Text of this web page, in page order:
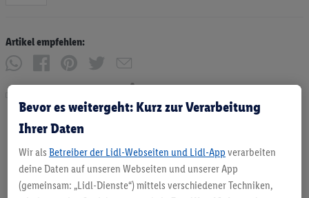
Artikel empfehlen:
Bevor es weitergeht: Kurz zur Verarbeitung
Ihrer Daten
Wir als Betreiber der Lidl-Webseiten und Lidl-App verarbeiten
deine Daten auf unseren Webseiten und unserer App
(gemeinsam: „Lidl-Dienste“) mittels verschiedener Techniken,